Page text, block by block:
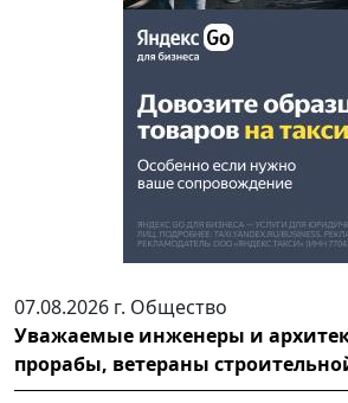
07.08.2026 г. Общество
Уважаемые инженеры и
прорабы, ветераны